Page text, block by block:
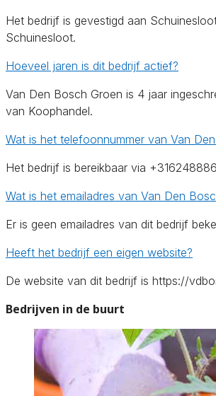
Het bedrijf is gevestigd aan
Schuinesloot.
Hoeveel jaren is dit bedrijf actief?
Van Den Bosch Groen is 4 jaar
van Koophandel.
Wat is het telefoonnummer van Van
Het bedrijf is bereikbaar via
Wat is het emailadres van Van Den
Er is geen emailadres van dit bedrijf
Heeft het bedrijf een eigen website?
De website van dit bedrijf is https://
Bedrijven in de buurt